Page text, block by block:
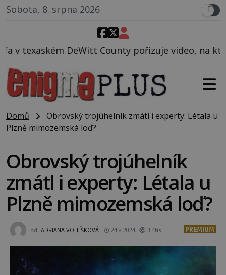
Sobota, 8. srpna 2026
pořizuje video, na kterém před jeho
Domů
Obrovský trojúhelník zmátl i experty: Létala u
Plzně mimozemská loď?
Obrovský trojúhelník
zmátl i experty: Létala u
Plzně mimozemská loď?
od ADRIANA VOJTÍŠKOVÁ 24.8.2024 3.4tis PREMIUM